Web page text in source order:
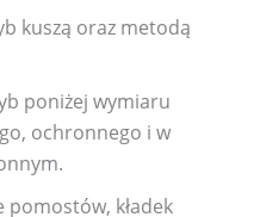
kuszą oraz metodą
poniżej wymiaru
ochronnego i w
pomostów, kładek